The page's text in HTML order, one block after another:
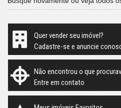
Quer vender seu imóvel?
Cadastre-se e anuncie
Não encontrou o que
Entre em contato